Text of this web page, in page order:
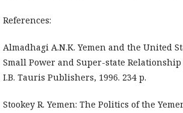
References:
Almadhagi A.N.K. Yemen and the United
Small Power and Super-state Relationship
I.B. Tauris Publishers, 1996. 234 p.
Stookey R. Yemen: The Politics of the